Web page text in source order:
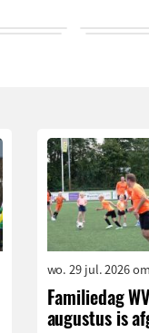
wo. 29 jul. 2026
Familiedag
augustus is